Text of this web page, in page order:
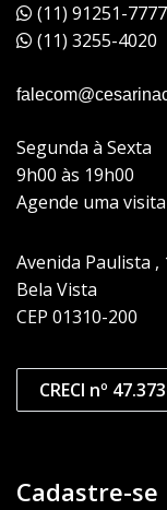
(11) 91251-7777
(11) 3255-4020
Segunda à Sexta
9h00 às 19h00
Agende uma
Avenida Paulista ,
Bela Vista
CEP 01310-200
CRECI nº
Cadastre-se